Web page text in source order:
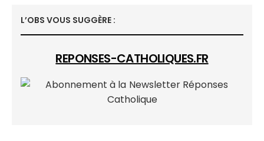
L’OBS VOUS SUGGÈRE :
REPONSES-CATHOLIQUES.FR